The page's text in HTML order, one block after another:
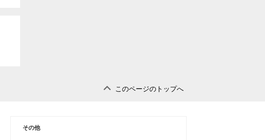
このページのトップへ
その他